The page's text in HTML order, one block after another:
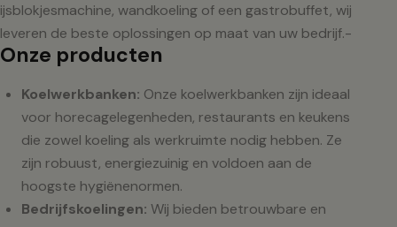
ijsblokjesmachine, wandkoeling of een gastrobuffet, wij
leveren de beste oplossingen op maat van uw bedrijf.-
Onze producten
Koelwerkbanken: Onze koelwerkbanken zijn ideaal
voor horecagelegenheden, restaurants en keukens
die zowel koeling als werkruimte nodig hebben. Ze
zijn robuust, energiezuinig en voldoen aan de
hoogste hygiënenormen.
Bedrijfskoelingen: Wij bieden betrouwbare en